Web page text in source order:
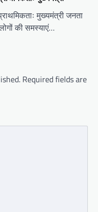
मुख्यमंत्री जनता
की समस्याएं…
Required fields are